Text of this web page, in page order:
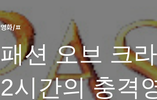
영화/ㅍ
패션 오브 크
2시간의 충격